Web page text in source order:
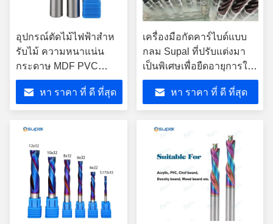
อุปกรณ์ตัดไม้ไฟฟ้าสําห
รับไม้ ความหนาแน่น
กระดาษ MDF PVC
ODM & OEM ปรับแต่ง
หา ราคา ที่ ดี ที่สุด
เครื่องมือกัดคาร์ไบด์แบบ
กลม Supal ที่ปรับแต่งมา
เป็นพิเศษเพื่อยืดอายุการใช้
งานและให้ความแม่นยำใน
การตัดที่เหนือกว่าใน
กระบวนการผลิต
หา ราคา ที่ ดี ที่สุด